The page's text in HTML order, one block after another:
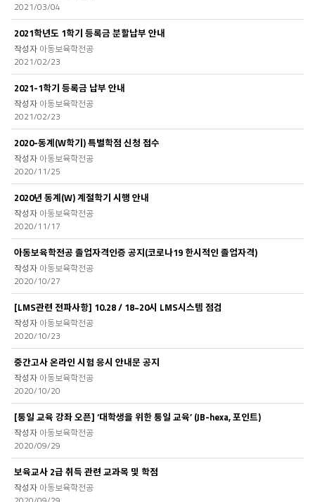
2021/03/04
2021학년도 1학기 등록금 분할납부 안내
아동보육학전공
2021/02/23
2021-1학기 등록금 납부 안내
아동보육학전공
2021/02/23
2020-동계(W학기) 특별학점 신청 접수
아동보육학전공
2020/11/25
2020년 동계(W) 계절학기 시행 안내
아동보육학전공
2020/11/17
아동보육학전공 졸업자격인증 공지(코로나19 한시적인 졸업자격)
아동보육학전공
2020/10/27
[LMS관련 전파사항] 10.28 / 18~20시 LMS시스템 점검
아동보육학전공
2020/10/23
중간고사 온라인 시험 응시 안내문 공지
아동보육학전공
2020/10/20
[통일 교육 강좌 오픈] ‘대학생을 위한 통일 교육’ (JB-hexa, 포인트)
아동보육학전공
2020/09/29
보육교사 2급 취득 관련 교과목 및 학점
아동보육학전공